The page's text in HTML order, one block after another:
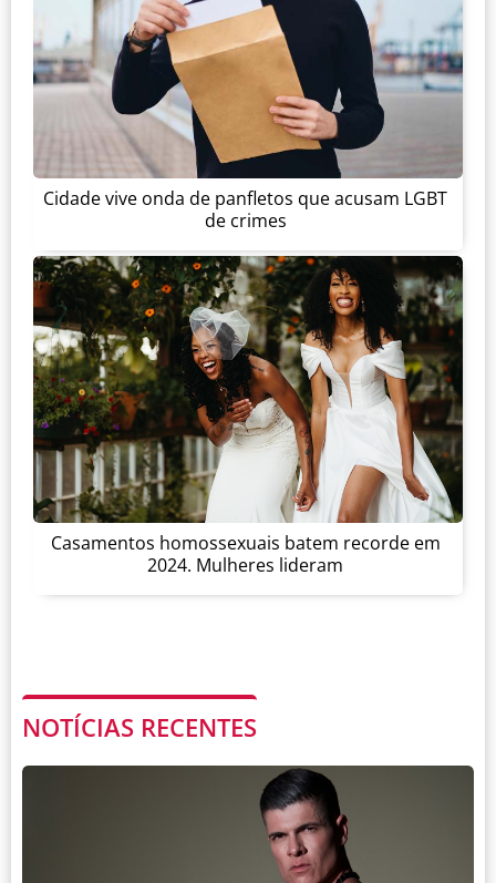
Cidade vive onda de panfletos que acusam LGBT
de crimes
Casamentos homossexuais batem recorde em
2024. Mulheres lideram
NOTÍCIAS RECENTES